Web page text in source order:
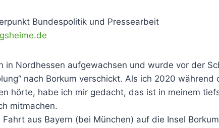
Bundespolitik und Pressearbeit
in Nordhessen aufgewachsen und wurde vor der
nach Borkum verschickt. Als ich 2020 während
hörte, habe ich mir gedacht, das ist in meinem
mitmachen.
aus Bayern (bei München) auf die Insel